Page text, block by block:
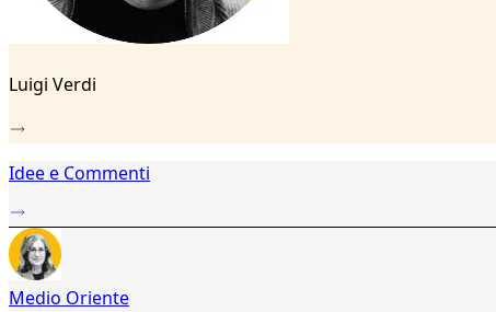
Luigi Verdi
Idee e Commenti
Medio Oriente